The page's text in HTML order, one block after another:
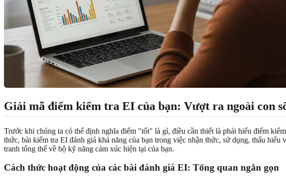
Giải mã điểm kiểm tra EI của bạn: Vượt ra ngoài con
Trước khi chúng ta có thể định nghĩa điểm "tốt" là gì, điều cần thiết là phải hiểu điểm
thức, bài kiểm tra EI đánh giá khả năng của bạn trong việc nhận thức, sử dụng, thấu
tranh tổng thể về bộ kỹ năng cảm xúc hiện tại của bạn.
Cách thức hoạt động của các bài đánh giá EI: Tổng quan ngắn gọn